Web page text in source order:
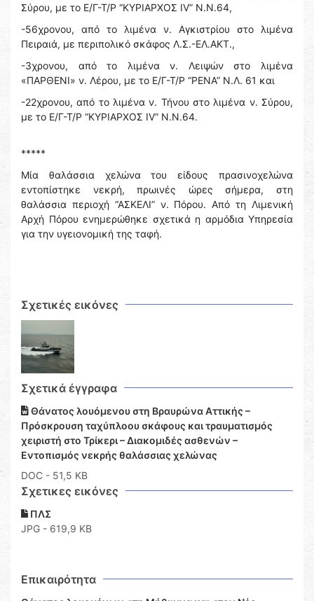
Σύρου, με το Ε/Γ-Τ/Ρ “ΚΥΡΙΑΡΧΟΣ IV” N.N.64,
-56χρονου, από το λιμένα ν. Αγκιστρίου στο λιμένα
Πειραιά, με περιπολικό σκάφος Λ.Σ.-ΕΛ.ΑΚΤ.,
-3χρονου, από το λιμένα ν. Λειψών στο λιμένα
«ΠΑΡΘΕΝΙ» ν. Λέρου, με το Ε/Γ-Τ/Ρ “ΡΕΝΑ” Ν.Λ. 61 και
-22χρονου, από το λιμένα ν. Τήνου στο λιμένα ν. Σύρου,
με το Ε/Γ-Τ/Ρ “ΚΥΡΙΑΡΧΟΣ IV” N.N.64.
*****
Μία θαλάσσια χελώνα του είδους πρασινοχελώνα
εντοπίστηκε νεκρή, πρωινές ώρες σήμερα, στη
θαλάσσια περιοχή “ΑΣΚΕΛΙ” ν. Πόρου. Από τη Λιμενική
Αρχή Πόρου ενημερώθηκε σχετικά η αρμόδια Υπηρεσία
για την υγειονομική της ταφή.
Σχετικές εικόνες
Σχετικά έγγραφα
Θάνατος λουόμενου στη Βραυρώνα Αττικής –
Πρόσκρουση ταχύπλοου σκάφους και τραυματισμός
χειριστή στο Τρίκερι – Διακομιδές ασθενών –
Εντοπισμός νεκρής θαλάσσιας χελώνας
DOC - 51,5 KB
Σχετικες εικόνες
ΠΛΣ
JPG - 619,9 KB
Επικαιρότητα